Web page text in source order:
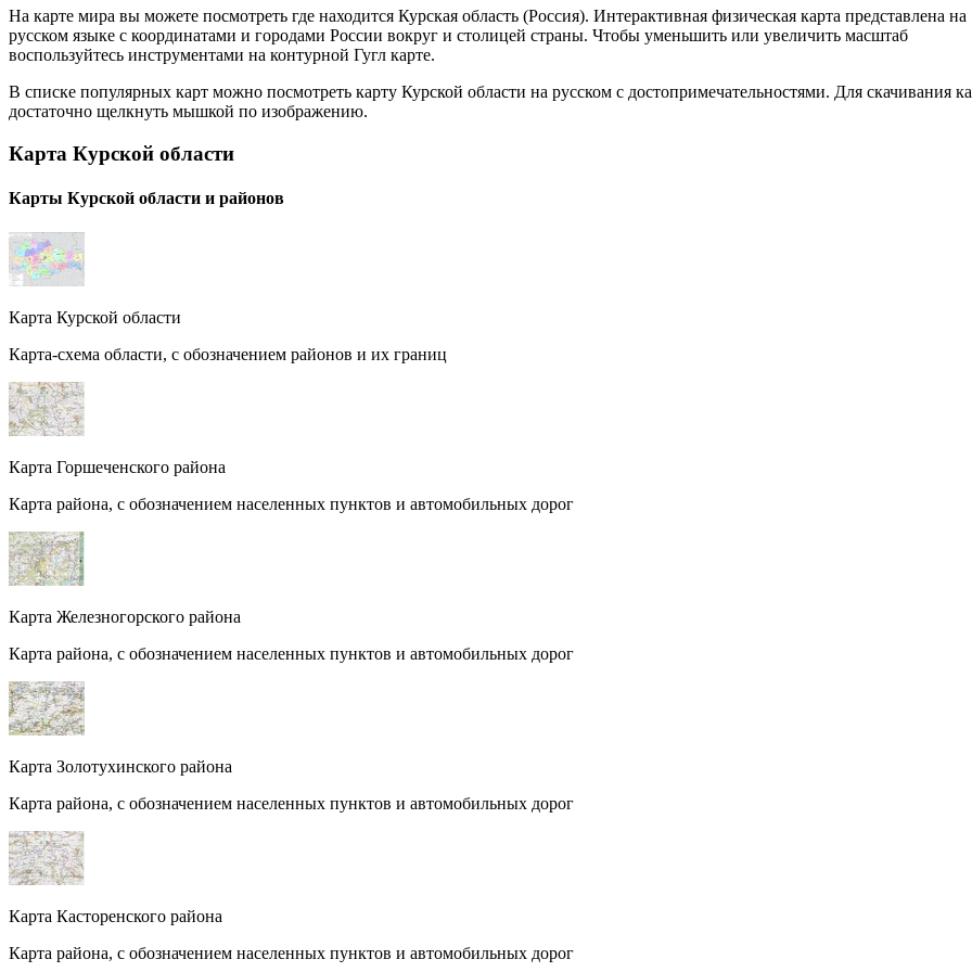
На карте мира вы можете посмотреть где находится Курская область (Россия). Интерактивная физическая карта представлена на
русском языке с координатами и городами России вокруг и столицей страны. Чтобы уменьшить или увеличить масштаб
воспользуйтесь инструментами на контурной Гугл карте.
В списке популярных карт можно посмотреть карту Курской области на русском с достопримечательностями. Для скачивания
достаточно щелкнуть мышкой по изображению.
Карта Курской области
Карты Курской области и районов
Карта Курской области
Карта-схема области, с обозначением районов и их границ
Карта Горшеченского района
Карта района, с обозначением населенных пунктов и автомобильных дорог
Карта Железногорского района
Карта района, с обозначением населенных пунктов и автомобильных дорог
Карта Золотухинского района
Карта района, с обозначением населенных пунктов и автомобильных дорог
Карта Касторенского района
Карта района, с обозначением населенных пунктов и автомобильных дорог